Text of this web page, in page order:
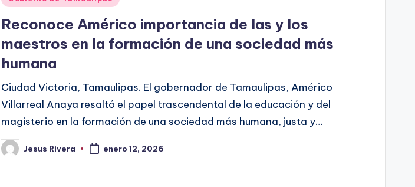
Reconoce Américo importancia de las y los
maestros en la formación de una sociedad más
humana
Ciudad Victoria, Tamaulipas. El gobernador de Tamaulipas, Américo
Villarreal Anaya resaltó el papel trascendental de la educación y del
magisterio en la formación de una sociedad más humana, justa y…
Publicado
por
Jesus Rivera enero 12, 2026